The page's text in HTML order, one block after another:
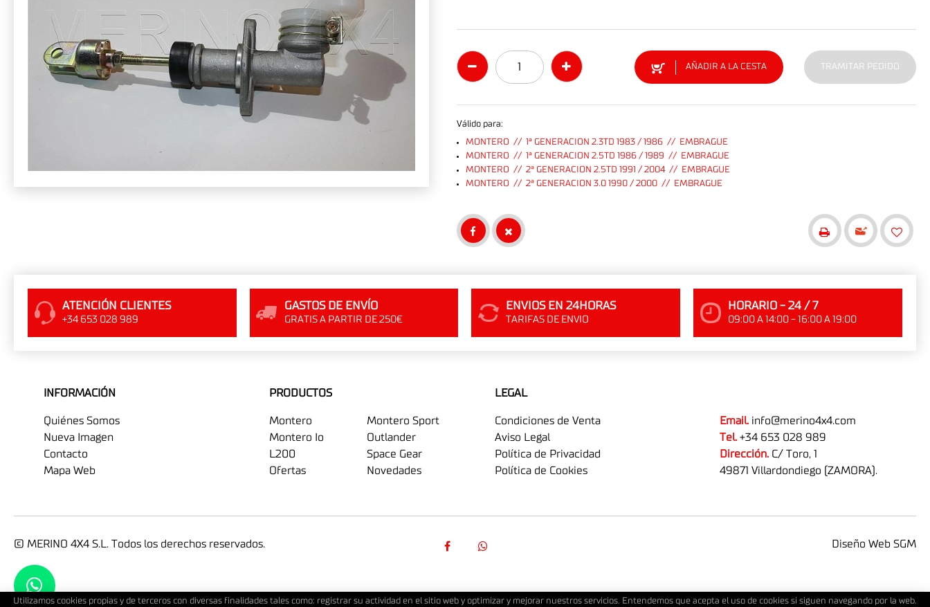
AÑADIR A LA CESTA TRAMITAR PEDIDO
Válido para:
MONTERO // 1ª GENERACION 2.3TD 1983 / 1986 // EMBRAGUE
MONTERO // 1ª GENERACION 2.5TD 1986 / 1989 // EMBRAGUE
MONTERO // 2ª GENERACION 2.5TD 1991 / 2004 // EMBRAGUE
MONTERO // 2ª GENERACION 3.0 1990 / 2000 // EMBRAGUE
ATENCIÓN CLIENTES
+34 653 028 989
GASTOS DE ENVÍO
GRATIS A PARTIR DE 250€
ENVIOS EN 24HORAS
TARIFAS DE ENVIO
HORARIO - 24 / 7
09:00 A 14:00 - 16:00 A 19:00
INFORMACIÓN
Quiénes Somos
Nueva Imagen
Contacto
Mapa Web
PRODUCTOS
Montero
Montero Sport
Montero Io
Outlander
L200
Space Gear
Ofertas
Novedades
LEGAL
Condiciones de Venta
Aviso Legal
Política de Privacidad
Política de Cookies
Email. info@merino4x4.com
Tel. +34 653 028 989
Dirección. C/ Toro, 1
49871 Villardondiego (ZAMORA).
© MERINO 4X4 S.L. Todos los derechos reservados. Diseño Web SGM
Utilizamos cookies propias y de terceros con diversas finalidades tales como: registrar su actividad en el sitio web y optimizar y mejorar nuestros servicios. Entendemos que acepta el uso de cookies si siguen navegando por la web.